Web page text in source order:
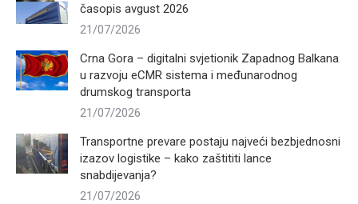
časopis avgust 2026
21/07/2026
Crna Gora – digitalni svjetionik Zapadnog Balkana
u razvoju eCMR sistema i međunarodnog
drumskog transporta
21/07/2026
Transportne prevare postaju najveći bezbjednosni
izazov logistike – kako zaštititi lance
snabdijevanja?
21/07/2026